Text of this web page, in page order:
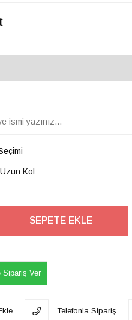
Uzun Kol
Sipariş Ver
Telefonla Sipariş